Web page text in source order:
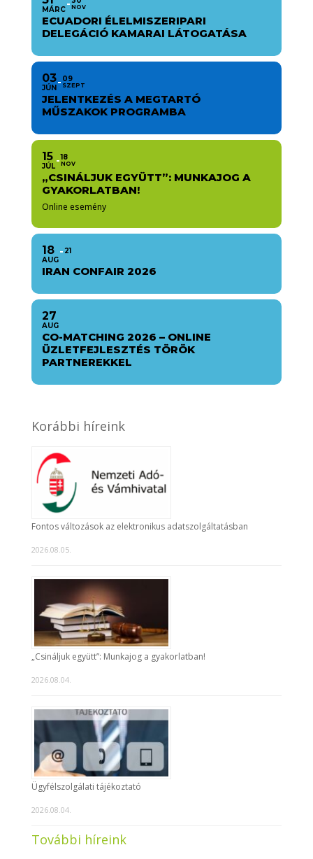
MÁRC NOV
ECUADORI ÉLELMISZERIPARI
DELEGÁCIÓ KAMARAI LÁTOGATÁSA
03
JÚN
09
SZEPT
JELENTKEZÉS A MEGTARTÓ
MŰSZAKOK PROGRAMBA
15
JÚL
18
NOV
„CSINÁLJUK EGYÜTT”: MUNKAJOG A
GYAKORLATBAN!
Online esemény
18
AUG
21
IRAN CONFAIR 2026
27
AUG
CO-MATCHING 2026 – ONLINE
ÜZLETFEJLESZTÉS TÖRÖK
PARTNEREKKEL
Korábbi híreink
Fontos változások az elektronikus adatszolgáltatásban
2026.08.05.
„Csináljuk együtt”: Munkajog a gyakorlatban!
2026.08.04.
Ügyfélszolgálati tájékoztató
2026.08.04.
További híreink